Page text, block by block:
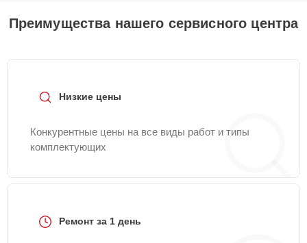
Преимущества нашего сервисного центра
Низкие цены
Конкурентные цены на все виды работ и типы
комплектующих
Ремонт за 1 день